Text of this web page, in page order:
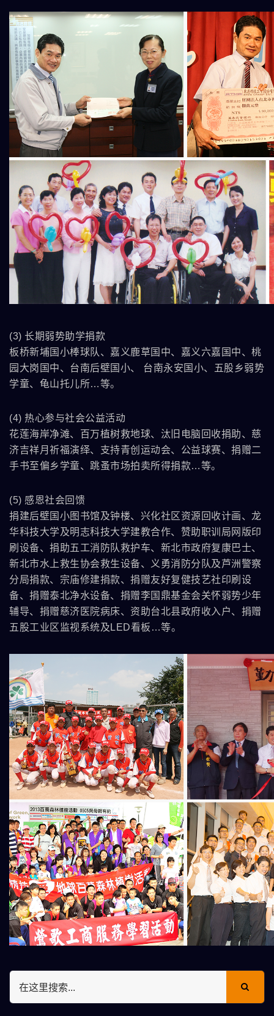
(3) 长期弱势助学捐款
板桥新埔国小棒球队、嘉义鹿草国中、嘉义六嘉国中、桃
园大岗国中、台南后壁国小、 台南永安国小、五股乡弱势
学童、龟山托儿所…等。
(4) 热心参与社会公益活动
花莲海岸净滩、百万植树救地球、汰旧电脑回收捐助、慈
济吉祥月祈福演绎、支持青创运动会、公益球赛、捐赠二
手书至偏乡学童、跳蚤市场拍卖所得捐款…等。
(5) 感恩社会回馈
捐建后壁国小图书馆及钟楼、兴化社区资源回收计画、龙
华科技大学及明志科技大学建教合作、赞助职训局网版印
刷设备、捐助五工消防队救护车、新北市政府复康巴士、
新北市水上救生协会救生设备、义勇消防分队及芦洲警察
分局捐款、宗庙修建捐款、捐赠友好复健技艺社印刷设
备、捐赠泰北净水设备、捐赠李国鼎基金会关怀弱势少年
辅导、捐赠慈济医院病床、资助台北县政府收入户、捐赠
五股工业区监视系统及LED看板…等。